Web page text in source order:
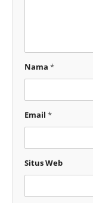
Nama *
Email *
Situs Web